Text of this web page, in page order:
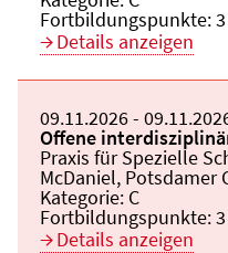
Fortbildungspunkte:3
Details anzeigen
Beginn:
09.11.2026Ende und
-
Veranstaltungstitel:
Offene
Veranstaltungsort:
Praxis für Spezielle
McDaniel, Potsdamer
Kategorie: C
Fortbildungspunkte:3
Details anzeigen